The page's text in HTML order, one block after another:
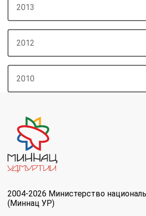
2013
2012
2010
2004-2026 Министерство
(Миннац УР)